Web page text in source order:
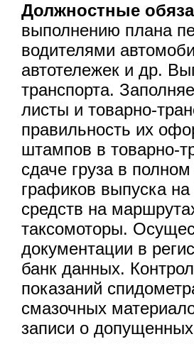
Должностные
выполнению плана
водителями
автотележек и др.
транспорта.
листы и товарно-
правильность их
штампов в товарно-
сдаче груза в
графиков выпуска
средств на
таксомоторы.
документации в
банк данных.
показаний
смазочных
записи о